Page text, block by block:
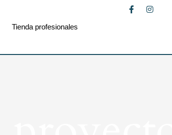
Tienda profesionales